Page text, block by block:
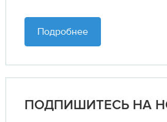
Подробнее
ПОДПИШИТЕСЬ НА